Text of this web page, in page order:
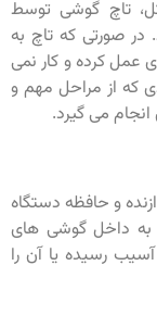
تاچ گوشی توسط
صورتی که تاچ به
کرده و کار نمی
که از مراحل مهم و
می گیرد.
و حافظه دستگاه
به داخل گوشی های
رسیده یا آن را